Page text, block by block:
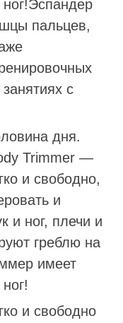
пальцев,
с
дня.
Trimmer —
и свободно,
и
и ног, плечи и
греблю на
имеет
и свободно